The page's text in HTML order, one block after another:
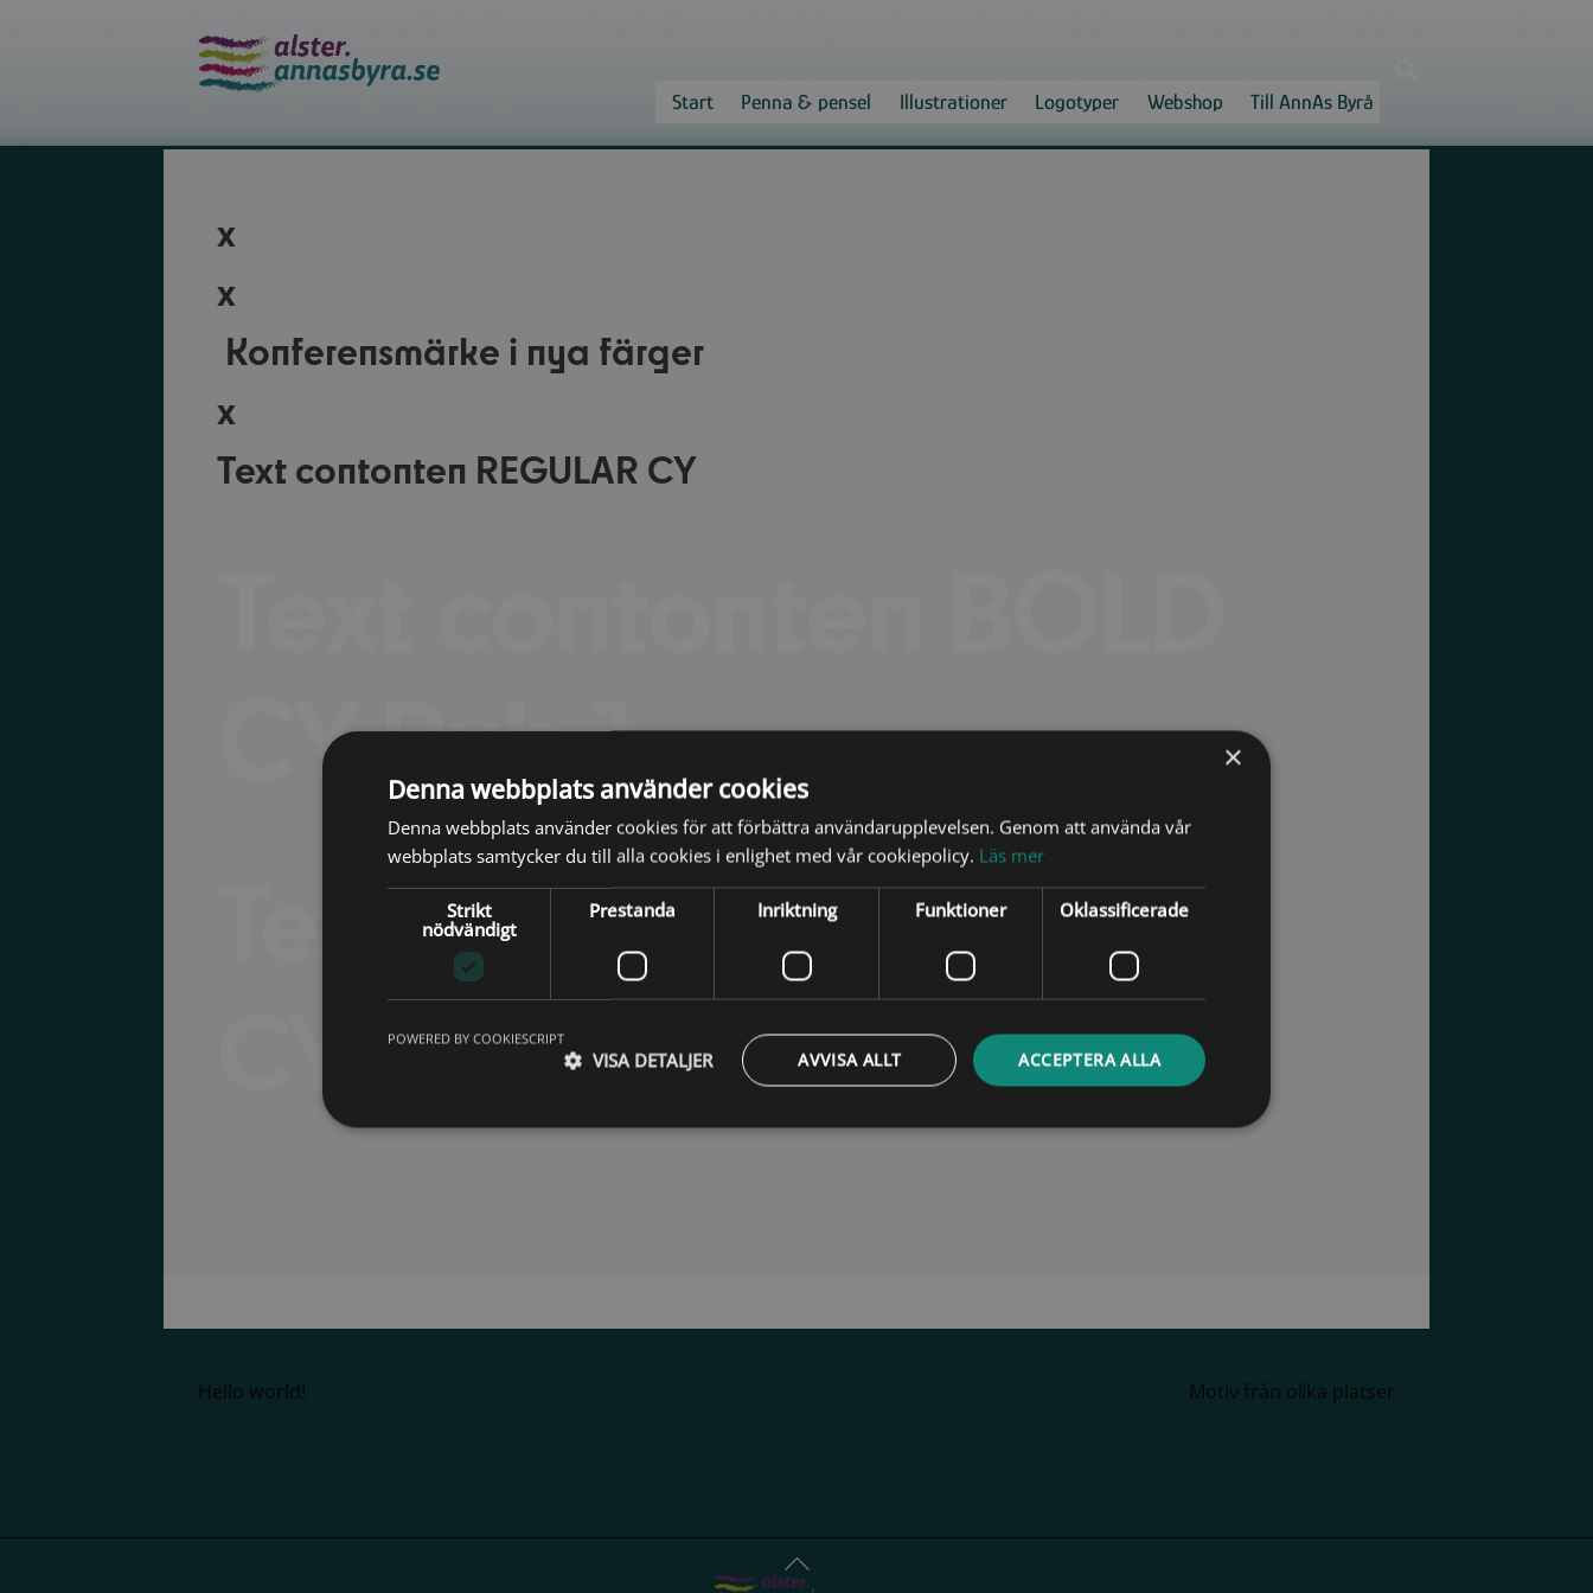
Start Penna & pensel Illustrationer Logotyper Webshop Till AnnAs Byrå
x
x
Konferensmärke i nya färger
x
Text contonten REGULAR CY
CY Rub 1
Text content SEMIBOLD
CY Rub 2
Hello world! Motiv från olika platser
Back
To
×
Denna webbplats använder cookies
Denna webbplats använder cookies för att förbättra användarupplevelsen. Genom att använda vår
webbplats samtycker du till alla cookies i enlighet med vår cookiepolicy. Läs mer
Strikt
nödvändigt
Prestanda Inriktning Funktioner Oklassificerade
ACCEPTERA ALLA
AVVISA ALLT
VISA DETALJER
POWERED BY COOKIESCRIPT